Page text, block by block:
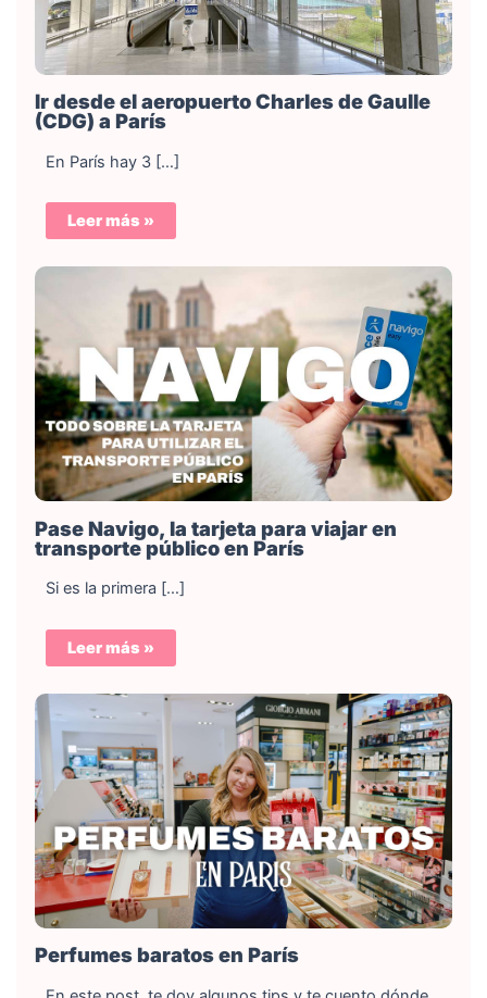
Ir desde el aeropuerto Charles de Gaulle
(CDG) a París
En París hay 3 […]
Leer más »
Pase Navigo, la tarjeta para viajar en
transporte público en París
Si es la primera […]
Leer más »
Perfumes baratos en París